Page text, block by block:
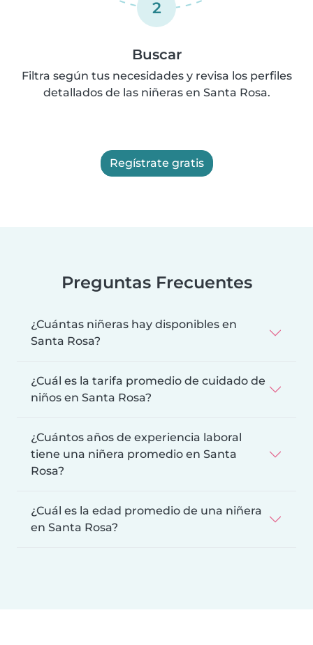
2
Buscar
Filtra según tus necesidades y revisa los perfiles
detallados de las niñeras en Santa Rosa.
Regístrate gratis
Preguntas Frecuentes
¿Cuántas niñeras hay disponibles en
Santa Rosa?
¿Cuál es la tarifa promedio de cuidado de
niños en Santa Rosa?
¿Cuántos años de experiencia laboral
tiene una niñera promedio en Santa
Rosa?
¿Cuál es la edad promedio de una niñera
en Santa Rosa?